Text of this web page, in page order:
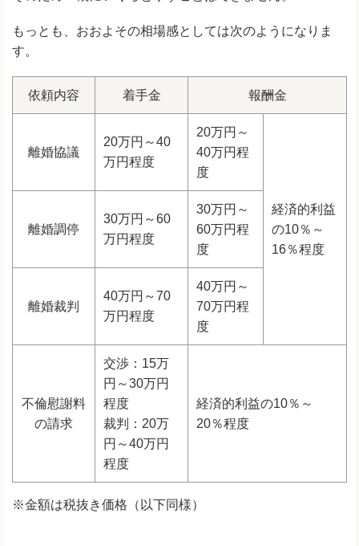
もっとも、おおよその相場感としては次のようになりま
す。
依頼内容 着手金 報酬金
離婚協議
20万円～40
万円程度
20万円～
40万円程
度
経済的利益
の10％～
16％程度
離婚調停
30万円～60
万円程度
30万円～
60万円程
度
離婚裁判
40万円～70
万円程度
40万円～
70万円程
度
不倫慰謝料
の請求
交渉：15万
円～30万円
程度
裁判：20万
円～40万円
程度
経済的利益の10％～
20％程度
※金額は税抜き価格（以下同様）